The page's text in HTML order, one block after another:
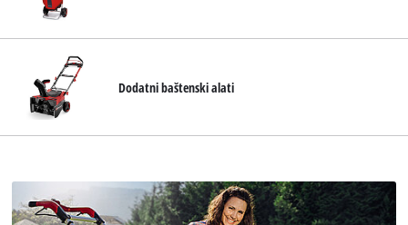
Dodatni baštenski alati